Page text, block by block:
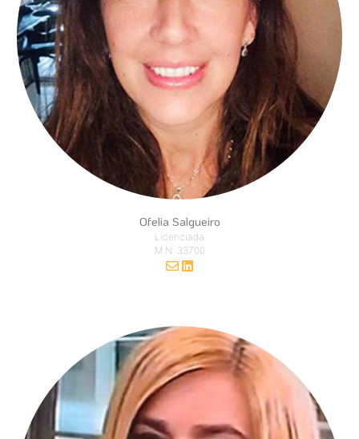
Ofelia Salgueiro
Licenciada
M.N: 33700